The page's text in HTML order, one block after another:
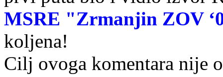
MSRE "Zrmanjin ZOV
koljena!
Cilj ovoga komentara nije